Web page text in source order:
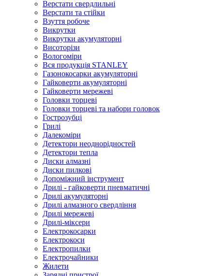
Верстати свердлильні
Верстати та стійки
Взуття робоче
Викрутки
Викрутки акумуляторні
Висоторізи
Вологоміри
Вся продукція STANLEY
Газонокосарки акумуляторні
Гайковерти акумуляторні
Гайковерти мережеві
Головки торцеві
Головки торцеві та набори головок
Гострозубці
Грилі
Далекоміри
Детектори неоднорідностей
Детектори тепла
Диски алмазні
Диски пилкові
Допоміжний інструмент
Дрилі - гайковерти пневматичні
Дрилі акумуляторні
Дрилі алмазного свердління
Дрилі мережеві
Дрилі-міксери
Електрокосарки
Електрокоси
Електропилки
Електрочайники
Жилети